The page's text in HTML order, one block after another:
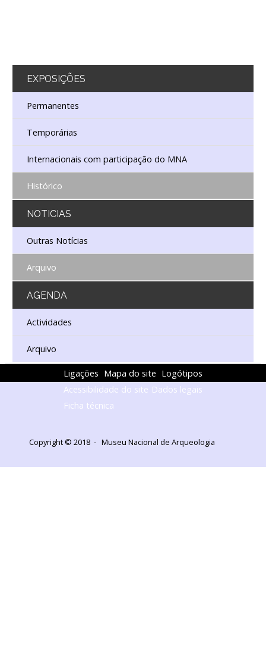
EXPOSIÇÕES
Permanentes
Temporárias
Internacionais com participação do MNA
Histórico
NOTICIAS
Outras Notícias
Arquivo
AGENDA
Actividades
Arquivo
Ligações Mapa do site Logótipos
Acessibilidade do site Dados legais
Ficha técnica
Copyright © 2018 - Museu Nacional de Arqueologia